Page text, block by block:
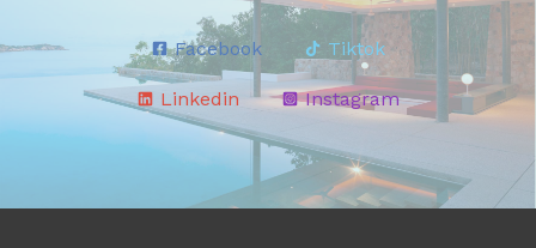
Facebook Tiktok
Linkedin Instagram